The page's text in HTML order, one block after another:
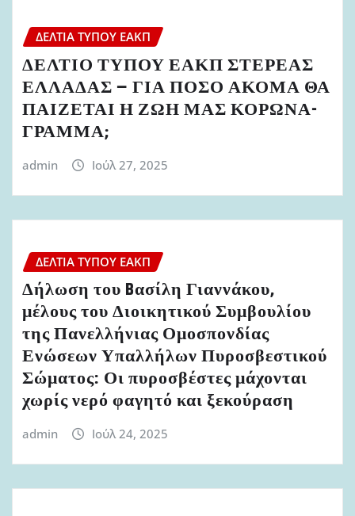
ΔΕΛΤΊΑ ΤΎΠΟΥ ΕΑΚΠ
ΔΕΛΤΙΟ ΤΥΠΟΥ ΕΑΚΠ ΣΤΕΡΕΑΣ
ΕΛΛΑΔΑΣ – ΓΙΑ ΠΟΣΟ ΑΚΟΜΑ ΘΑ
ΠΑΙΖΕΤΑΙ Η ΖΩΗ ΜΑΣ ΚΟΡΩΝΑ-
ΓΡΑΜΜΑ;
admin Ιούλ 27, 2025
ΔΕΛΤΊΑ ΤΎΠΟΥ ΕΑΚΠ
Δήλωση του Bασίλη Γιαννάκου,
μέλους του Διοικητικού Συμβουλίου
της Πανελλήνιας Ομοσπονδίας
Ενώσεων Υπαλλήλων Πυροσβεστικού
Σώματος: Οι πυροσβέστες μάχονται
χωρίς νερό φαγητό και ξεκούραση
admin Ιούλ 24, 2025